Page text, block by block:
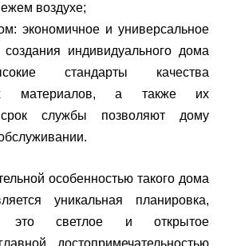
воздухе;
экономичное и универсальное
индивидуального дома
стандарты качества
материалов, а также их
службы позволяют дому
особенностью такого дома
уникальная планировка,
это светлое и открытое
достопримечательностью